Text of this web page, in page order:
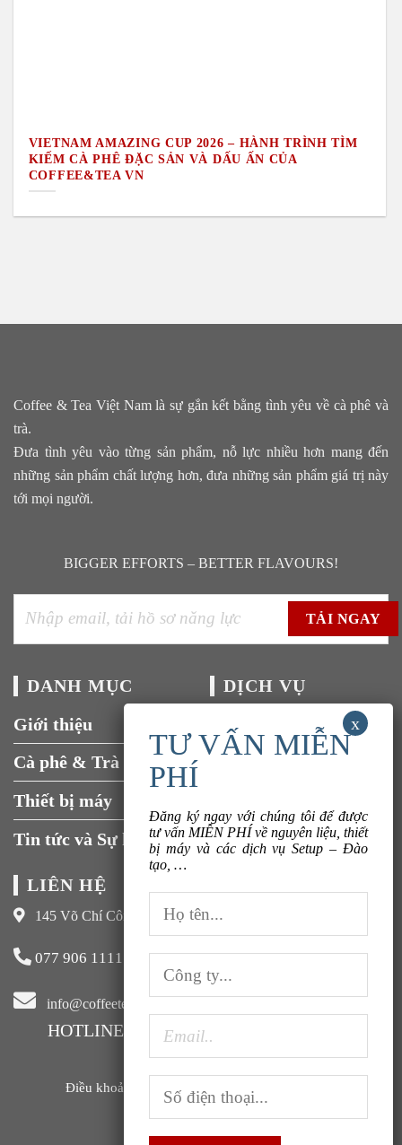
VIETNAM AMAZING CUP 2026 – HÀNH TRÌNH TÌM
KIẾM CÀ PHÊ ĐẶC SẢN VÀ DẤU ẤN CỦA
COFFEE&TEA VN
Coffee & Tea Việt Nam là sự gắn kết bằng tình yêu về cà phê và
trà.
Đưa tình yêu vào từng sản phẩm, nỗ lực nhiều hơn mang đến
những sản phẩm chất lượng hơn, đưa những sản phẩm giá trị này
tới mọi người.
BIGGER EFFORTS – BETTER FLAVOURS!
DANH MỤC
Giới thiệu
Cà phê & Trà
Thiết bị máy
Tin tức và Sự kiện
DỊCH VỤ
Tuyển dụng
LIÊN HỆ
145 Võ Chí Công, Xuân La, Tây Hồ, Hà Nội
077 906 1111
info@coffeeteavn.com
HOTLINE KINH DOANH:
Điều khoản sử dụng |
Đăng ký ngay với chúng tôi để được
tư vấn MIỄN PHÍ về nguyên liệu, thiết
bị máy và các dịch vụ Setup – Đào
tạo, …